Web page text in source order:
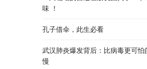
味 ！
孔子借伞，此生必看
武汉肺炎爆发背后：比病毒更可怕
慢